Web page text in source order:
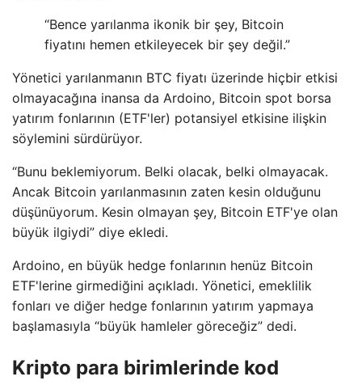
“Bence yarılanma ikonik bir şey, Bitcoin
fiyatını hemen etkileyecek bir şey değil.”
Yönetici yarılanmanın BTC fiyatı üzerinde hiçbir etkisi
olmayacağına inansa da Ardoino, Bitcoin spot borsa
yatırım fonlarının (ETF'ler) potansiyel etkisine ilişkin
söylemini sürdürüyor.
“Bunu beklemiyorum. Belki olacak, belki olmayacak.
Ancak Bitcoin yarılanmasının zaten kesin olduğunu
düşünüyorum. Kesin olmayan şey, Bitcoin ETF'ye olan
büyük ilgiydi” diye ekledi.
Ardoino, en büyük hedge fonlarının henüz Bitcoin
ETF'lerine girmediğini açıkladı. Yönetici, emeklilik
fonları ve diğer hedge fonlarının yatırım yapmaya
başlamasıyla “büyük hamleler göreceğiz” dedi.
Kripto para birimlerinde kod